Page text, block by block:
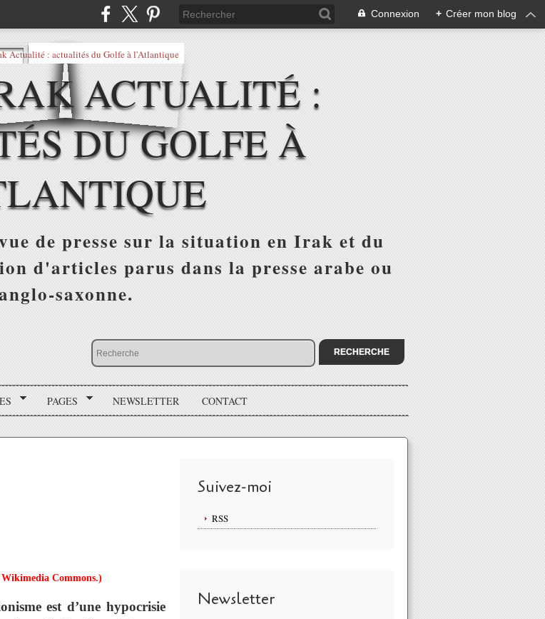
Connexion + Créer mon blog
ACTUALITÉ :
DU GOLFE À
de presse sur la situation en Irak et du
d'articles parus dans la presse arabe ou
saxonne.
PAGES NEWSLETTER CONTACT
Commons.)
est d’une hypocrisie
Suivez-moi
RSS
Newsletter